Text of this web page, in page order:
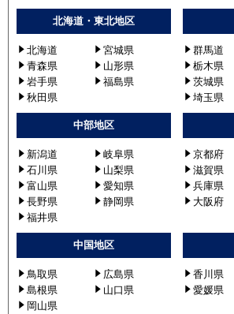
北海道・東北地区
北海道
宮城県
青森県
山形県
岩手県
福島県
秋田県
群馬道
栃木県
茨城県
埼玉県
中部地区
新潟道
岐阜県
石川県
山梨県
富山県
愛知県
長野県
静岡県
福井県
京都府
滋賀県
兵庫県
大阪府
中国地区
鳥取県
広島県
島根県
山口県
岡山県
香川県
愛媛県